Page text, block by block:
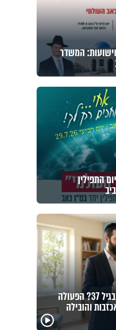
וישועות: המשדר
התפילין
מה הסיכוי להתחתן בגיל 37? הפעולה
והובילה